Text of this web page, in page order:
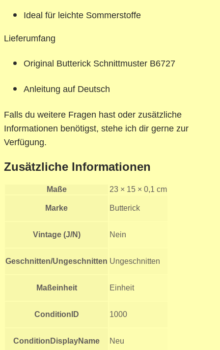
Ideal für leichte Sommerstoffe
Lieferumfang
Original Butterick Schnittmuster B6727
Anleitung auf Deutsch
Falls du weitere Fragen hast oder zusätzliche
Informationen benötigst, stehe ich dir gerne zur
Verfügung.
Zusätzliche Informationen
Maße 23 × 15 × 0,1 cm
Marke Butterick
Vintage (J/N) Nein
Geschnitten/Ungeschnitten Ungeschnitten
Maßeinheit Einheit
ConditionID 1000
ConditionDisplayName Neu